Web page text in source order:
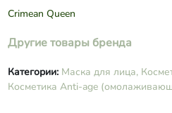
Crimean Queen
Другие товары бренда
Категории: Маска для лица,
Косметика Anti-age